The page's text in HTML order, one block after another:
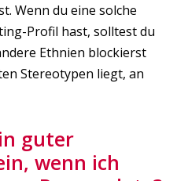
Wenn du eine solche
Profil hast, solltest du
Ethnien blockierst
Stereotypen liegt, an
guter
wenn ich